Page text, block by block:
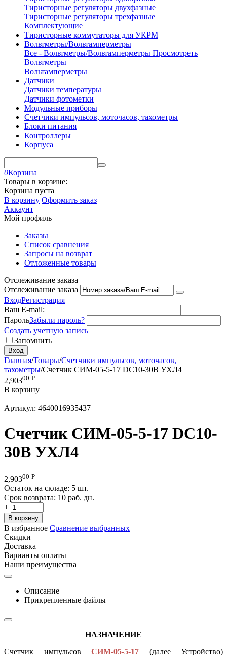
Тиристорные регуляторы двухфазные
Тиристорные регуляторы трехфазные
Комплектующие
Тиристорные коммутаторы для УКРМ
Вольтметры/Вольтамперметры
Все - Вольтметры/Вольтамперметры Просмотреть
Вольтметры
Вольтамперметры
Датчики
Датчики температуры
Датчики фотометки
Модульные приборы
Счетчики импульсов, моточасов, тахометры
Блоки питания
Контроллеры
Корпуса
0Корзина
Товары в корзине:
Корзина пуста
В корзину Оформить заказ
Аккаунт
Мой профиль
Заказы
Список сравнения
Запросы на возврат
Отложенные товары
Отслеживание заказа
Отслеживание заказа
ВходРегистрация
Ваш E-mail:
ПарольЗабыли пароль?
Создать учетную запись
Запомнить
Вход
Главная/Товары/Счетчики импульсов, моточасов,
тахометры/Счетчик СИМ-05-5-17 DC10-30B УХЛ4
2,90300 Р
В корзину
Артикул: 4640016935437
Счетчик СИМ-05-5-17 DC10-
30B УХЛ4
2,90300 Р
Остаток на складе: 5 шт.
Срок возврата: 10 раб. дн.
+
−
В корзину
В избранное Сравнение выбранных
Скидки
Доставка
Варианты оплаты
Наши преимущества
Описание
Прикрепленные файлы
НАЗНАЧЕНИЕ
Счетчик импульсов СИМ-05-5-17 (далее Устройство)